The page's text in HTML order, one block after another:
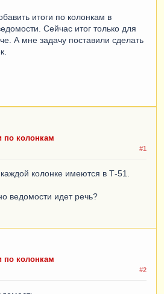
итоги по колонкам в
Сейчас итог только для
А мне задачу поставили сделать
по колонкам
#1
каждой колонке имеются в Т-51.
ведомости идет речь?
по колонкам
#2